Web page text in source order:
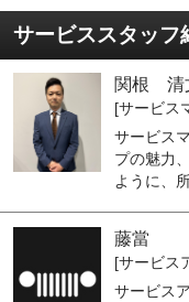
サービススタッフ
関根 清
[サービス
サービス
プの魅力
ように、
藤當
[サービス
サービス